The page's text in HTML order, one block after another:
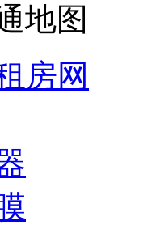
地图
房网